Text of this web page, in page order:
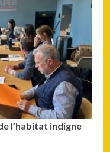
l’habitat indigne